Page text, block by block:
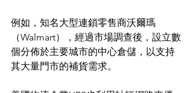
例如，知名大型連鎖零售商沃爾瑪
（Walmart），經過市場調查後，設立數
個分佈於主要城市的中心倉儲，以支持
其大量門市的補貨需求。